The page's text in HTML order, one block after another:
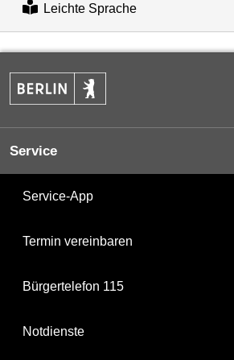
Leichte Sprache
Service
Service-App
Termin vereinbaren
Bürgertelefon 115
Notdienste